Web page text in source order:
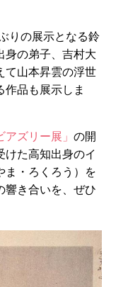
りの展示となる鈴
身の弟子、吉村大
て山本昇雲の浮世
品も展示しま
ズリー展」 の開
た高知出身のイ
ま・ろくろう）を
響き合いを、ぜひ